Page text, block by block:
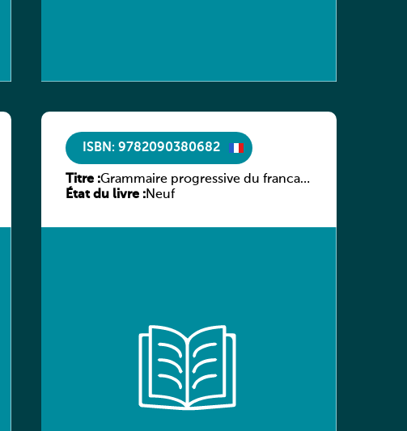
ISBN: 9782090380682
Titre :Grammaire progressive du francais
des affaires niveau intermediaire +
État du livre :Neuf